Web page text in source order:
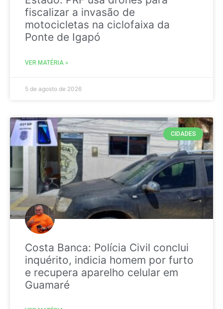
fiscalizar a invasão de
motocicletas na ciclofaixa da
Ponte de Igapó
VER MATÉRIA »
5 de agosto de 2026
CIDADES
Costa Banca: Polícia Civil conclui
inquérito, indicia homem por furto
e recupera aparelho celular em
Guamaré